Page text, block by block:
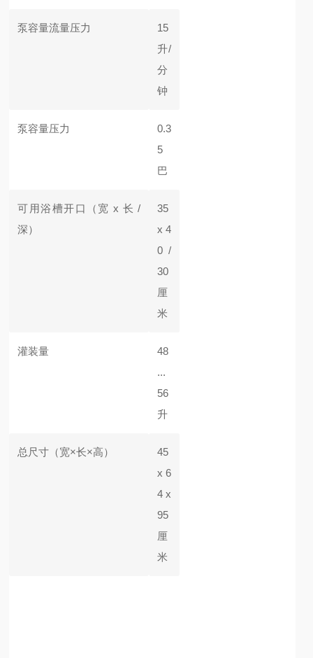
泵容量流量压力
15
升/
分
钟
泵容量压力
0.3
5
巴
可用浴槽开口
（宽 x 长 /
深）
35
x 4
0 /
30
厘
米
灌装量
48
...
56
升
总尺寸 （宽×长×高）
45
x 6
4 x
95
厘
米